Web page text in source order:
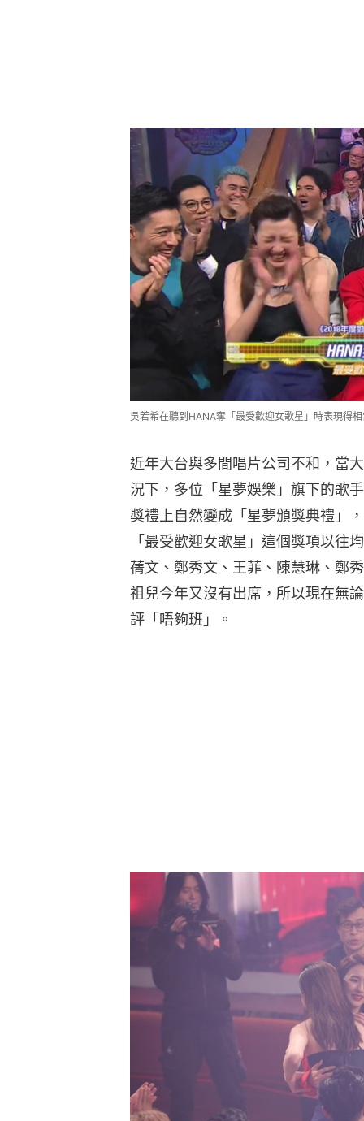
吳若希在聽到HANA奪「最受歡迎女歌星」時表現得
近年大台與多間唱片公司不和，當
況下，多位「星夢娛樂」旗下的歌
獎禮上自然變成「星夢頒獎典禮」
「最受歡迎女歌星」這個獎項以往
蒨文、鄭秀文、王菲、陳慧琳、鄭
祖兒今年又沒有出席，所以現在無
評「唔夠班」。